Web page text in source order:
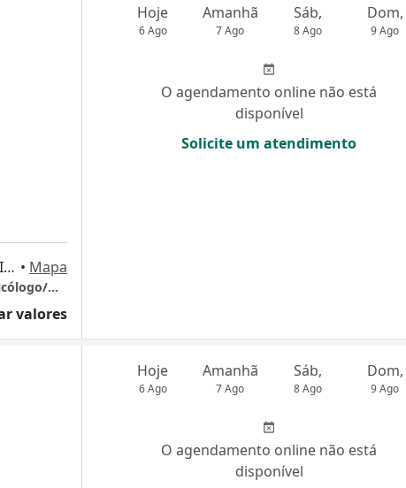
Juvenal García, 197 - Centro, Itajaí - SC, Itajaí • Mapa
CONSULTORIO PRESENCIAL e ON-LINE. Psicólogo/Neuropsicólogo
valores
Hoje
6 Ago
Amanhã
7 Ago
Sáb,
8 Ago
Dom,
9 Ago
O agendamento online não está
disponível
Solicite um atendimento
Hoje
6 Ago
Amanhã
7 Ago
Sáb,
8 Ago
Dom,
9 Ago
O agendamento online não está
disponível